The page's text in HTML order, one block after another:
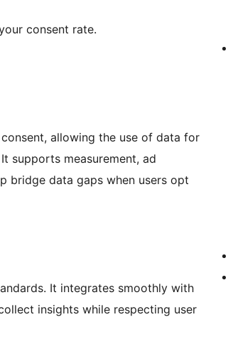
consent rate.
allowing the use of data for
supports measurement, ad
bridge data gaps when users opt
It integrates smoothly with
insights while respecting user